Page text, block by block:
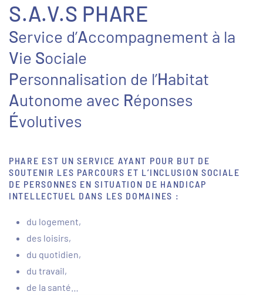
S.A.V.S PHARE
Service d’Accompagnement à la
Vie Sociale
Personnalisation de l’Habitat
Autonome avec Réponses
Évolutives
PHARE EST UN SERVICE AYANT POUR BUT DE
SOUTENIR LES PARCOURS ET L’INCLUSION SOCIALE
DE PERSONNES EN SITUATION DE HANDICAP
INTELLECTUEL DANS LES DOMAINES :
du logement,
des loisirs,
du quotidien,
du travail,
de la santé…